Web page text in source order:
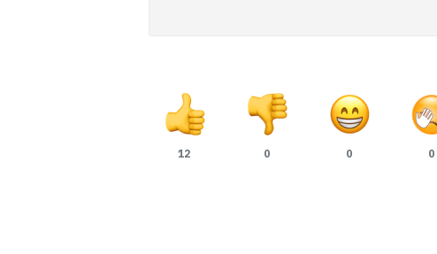
12 0 0 0